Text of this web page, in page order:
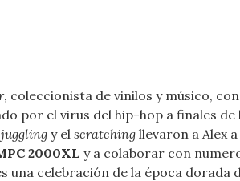
, coleccionista de vinilos y músico,
por el virus del hip-hop a finales de
y el scratching llevaron a Alex
2000XL y a colaborar con
una celebración de la época dorada